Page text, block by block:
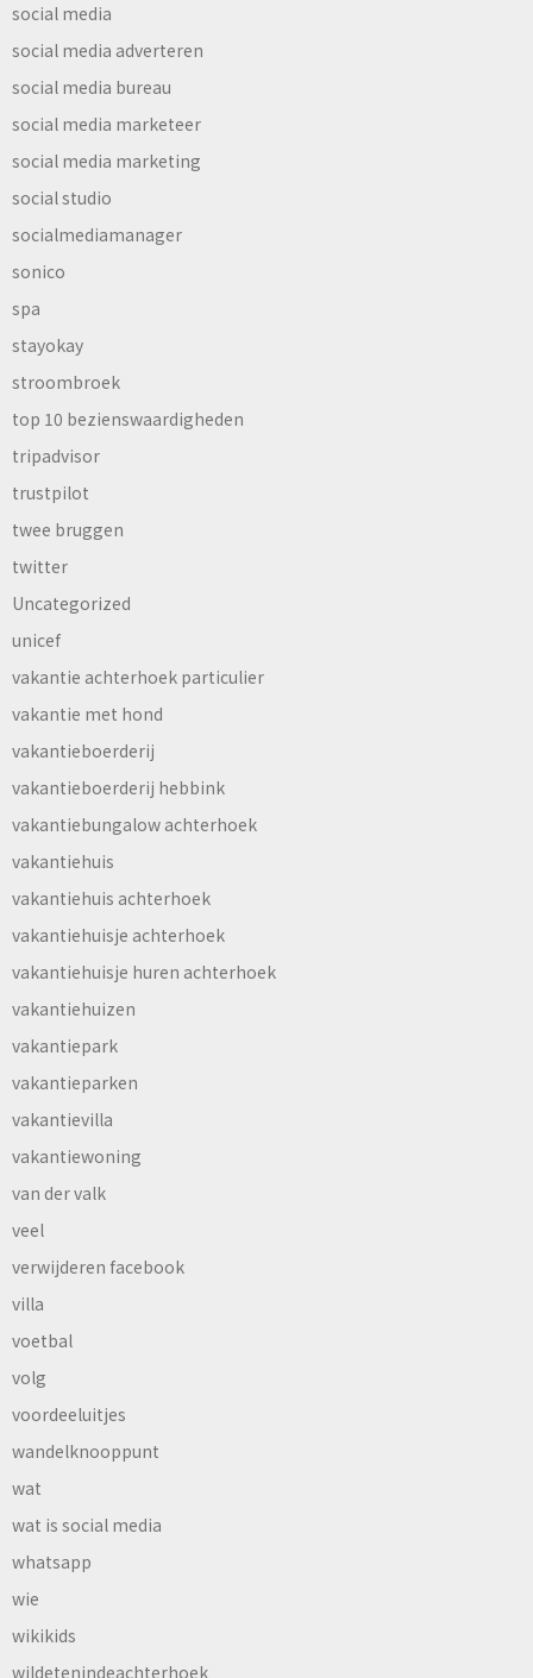
social media
social media adverteren
social media bureau
social media marketeer
social media marketing
social studio
socialmediamanager
sonico
spa
stayokay
stroombroek
top 10 bezienswaardigheden
tripadvisor
trustpilot
twee bruggen
twitter
Uncategorized
unicef
vakantie achterhoek particulier
vakantie met hond
vakantieboerderij
vakantieboerderij hebbink
vakantiebungalow achterhoek
vakantiehuis
vakantiehuis achterhoek
vakantiehuisje achterhoek
vakantiehuisje huren achterhoek
vakantiehuizen
vakantiepark
vakantieparken
vakantievilla
vakantiewoning
van der valk
veel
verwijderen facebook
villa
voetbal
volg
voordeeluitjes
wandelknooppunt
wat
wat is social media
whatsapp
wie
wikikids
wildetenindeachterhoek